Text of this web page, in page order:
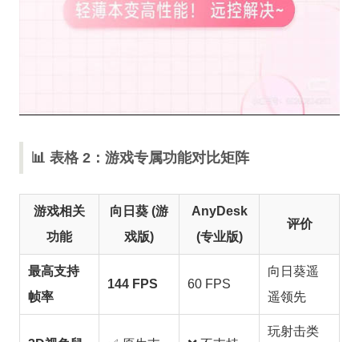
📊 表格 2：游戏专属功能对比矩阵
游戏相关
功能
向日葵 (游
戏版)
AnyDesk
(专业版)
评价
最高支持
帧率
144 FPS 60 FPS
向日葵遥
遥领先
玩射击类